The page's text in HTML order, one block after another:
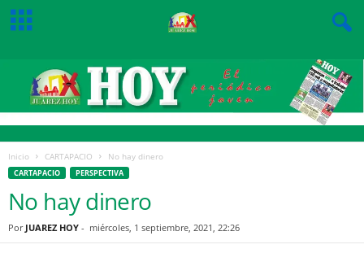
Inicio CARTAPACIO No hay dinero
CARTAPACIO PERSPECTIVA
No hay dinero
Por JUAREZ HOY - miércoles, 1 septiembre, 2021, 22:26